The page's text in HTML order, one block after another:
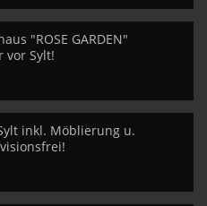
"ROSE GARDEN"
vor Sylt!
inkl. Möblierung u.